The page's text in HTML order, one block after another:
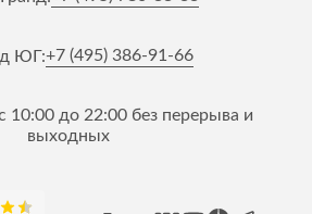
ЮГ:+7 (495) 386-91-66
10:00 до 22:00 без перерыва и
выходных